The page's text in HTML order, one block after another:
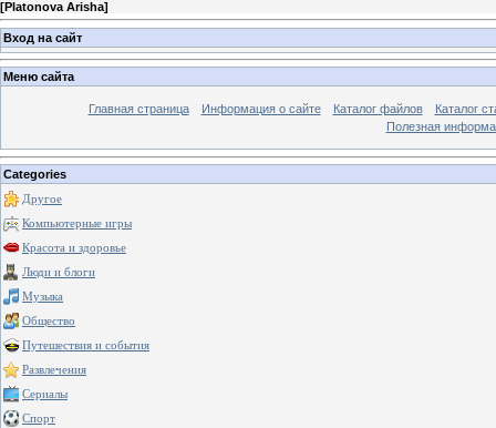
[Platonova Arisha]
Вход на сайт
Меню сайта
Главная страница Информация о сайте Каталог файлов
Каталог
Полезная
Categories
Другое
Компьютерные игры
Красота и здоровье
Люди и блоги
Музыка
Общество
Путешествия и события
Развлечения
Сериалы
Спорт